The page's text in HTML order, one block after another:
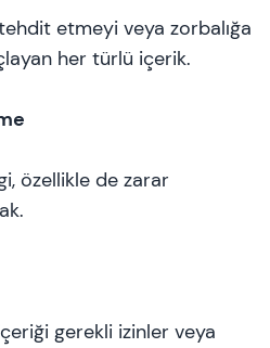
etmeyi veya zorbalığa
her türlü içerik.
özellikle de zarar
gerekli izinler veya